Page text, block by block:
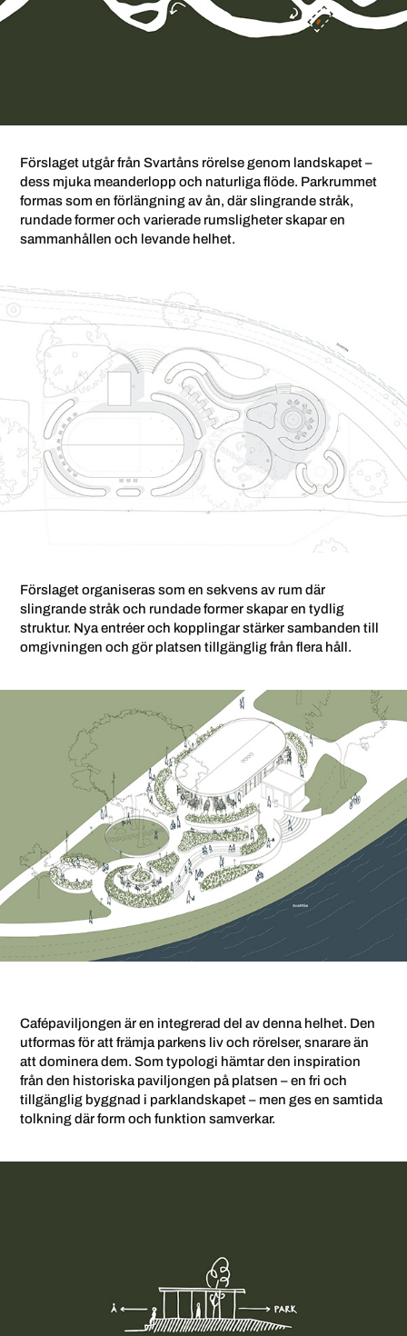
Förslaget utgår från Svartåns rörelse genom landskapet –
dess mjuka meanderlopp och naturliga flöde. Parkrummet
formas som en förlängning av ån, där slingrande stråk,
rundade former och varierade rumsligheter skapar en
sammanhållen och levande helhet.
Förslaget organiseras som en sekvens av rum där
slingrande stråk och rundade former skapar en tydlig
struktur. Nya entréer och kopplingar stärker sambanden till
omgivningen och gör platsen tillgänglig från flera håll.
Cafépaviljongen är en integrerad del av denna helhet. Den
utformas för att främja parkens liv och rörelser, snarare än
att dominera dem. Som typologi hämtar den inspiration
från den historiska paviljongen på platsen – en fri och
tillgänglig byggnad i parklandskapet – men ges en samtida
tolkning där form och funktion samverkar.